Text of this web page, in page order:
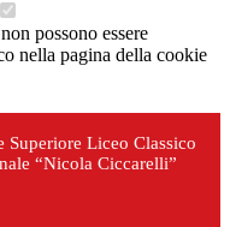
possono essere
nella pagina della cookie
Liceo Classico
“Nicola Ciccarelli”